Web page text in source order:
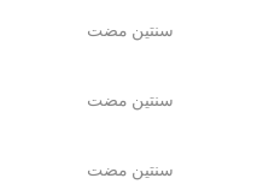
سنتين مضت
سنتين مضت
سنتين مضت